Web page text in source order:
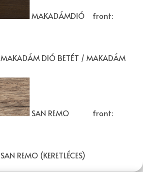
MAKADÁMDIÓ front:
MAKADÁM DIÓ BETÉT / MAKADÁM
SAN REMO front:
SAN REMO (KERETLÉCES)